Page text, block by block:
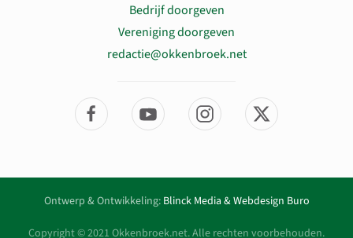
Bedrijf doorgeven
Vereniging doorgeven
redactie@okkenbroek.net
Ontwerp & Ontwikkeling: Blinck Media & Webdesign Buro
Copyright © 2021 Okkenbroek.net. Alle rechten voorbehouden.